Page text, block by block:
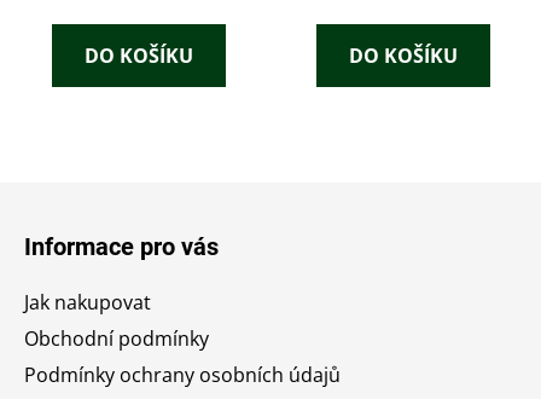
DO KOŠÍKU DO KOŠÍKU
Informace pro vás
Jak nakupovat
Obchodní podmínky
Podmínky ochrany osobních údajů